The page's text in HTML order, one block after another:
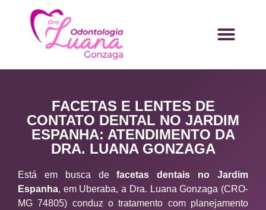
FACETAS E LENTES DE
CONTATO DENTAL NO JARDIM
ESPANHA: ATENDIMENTO DA
DRA. LUANA GONZAGA
Está em busca defacetas dentais no Jardim
Espanha, em Uberaba, a Dra. Luana Gonzaga (CRO-
MG 74805) conduz o tratamento com planejamento